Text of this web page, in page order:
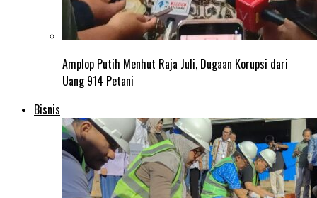
Amplop Putih Menhut Raja Juli, Dugaan Korupsi dari
Uang 914 Petani
Bisnis